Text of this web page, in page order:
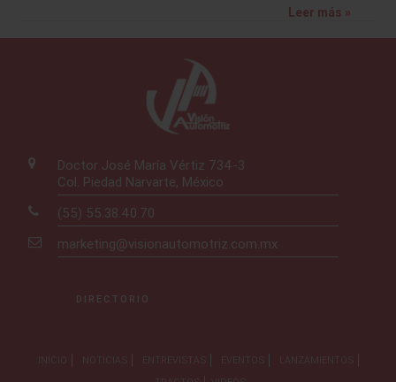
Leer más »
Doctor José María Vértiz 734-3
Col. Piedad Narvarte, México
(55) 55.38.40.70
marketing@visionautomotriz.com.mx
DIRECTORIO
INICIO NOTICIAS ENTREVISTAS EVENTOS
LANZAMIENTOS